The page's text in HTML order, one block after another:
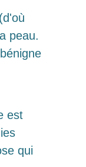
peau.
est
qui